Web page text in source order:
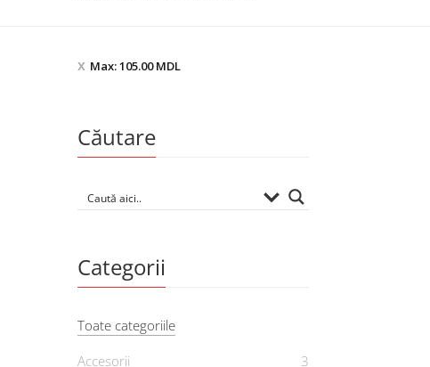
Max:105.00MDL
Căutare
Categorii
Toate categoriile
Accesorii
3